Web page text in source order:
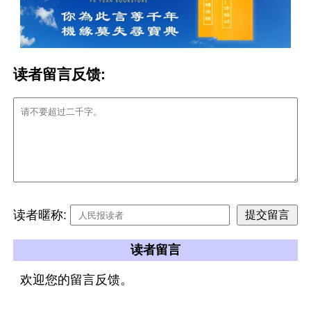
读者留言反馈:
读者暱称:
读者留言
欢迎您的留言反馈。